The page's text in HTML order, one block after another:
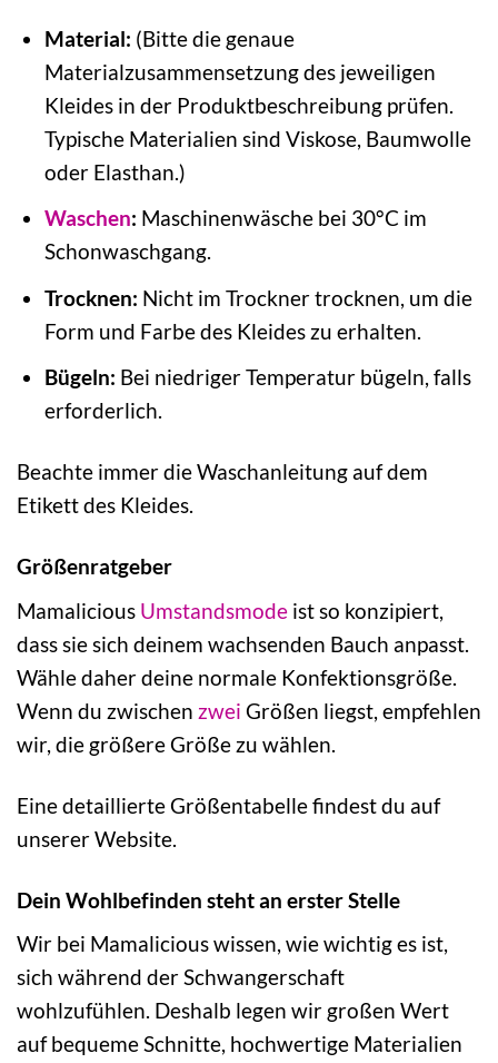
Material: (Bitte die genaue
Materialzusammensetzung des jeweiligen
Kleides in der Produktbeschreibung prüfen.
Typische Materialien sind Viskose, Baumwolle
oder Elasthan.)
Waschen: Maschinenwäsche bei 30°C im
Schonwaschgang.
Trocknen: Nicht im Trockner trocknen, um die
Form und Farbe des Kleides zu erhalten.
Bügeln: Bei niedriger Temperatur bügeln, falls
erforderlich.
Beachte immer die Waschanleitung auf dem
Etikett des Kleides.
Größenratgeber
Mamalicious Umstandsmode ist so konzipiert,
dass sie sich deinem wachsenden Bauch anpasst.
Wähle daher deine normale Konfektionsgröße.
Wenn du zwischen zwei Größen liegst, empfehlen
wir, die größere Größe zu wählen.
Eine detaillierte Größentabelle findest du auf
unserer Website.
Dein Wohlbefinden steht an erster Stelle
Wir bei Mamalicious wissen, wie wichtig es ist,
sich während der Schwangerschaft
wohlzufühlen. Deshalb legen wir großen Wert
auf bequeme Schnitte, hochwertige Materialien